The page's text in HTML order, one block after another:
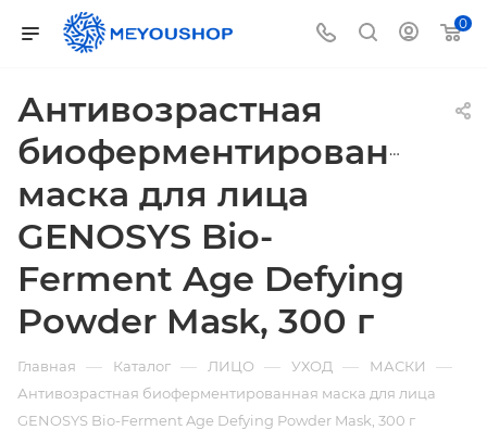
0
Антивозрастная
биоферментированная
маска для лица
GENOSYS Bio-
Ferment Age Defying
Powder Mask, 300 г
Главная — Каталог — ЛИЦО — УХОД — МАСКИ —
Антивозрастная биоферментированная маска для лица
GENOSYS Bio-Ferment Age Defying Powder Mask, 300 г